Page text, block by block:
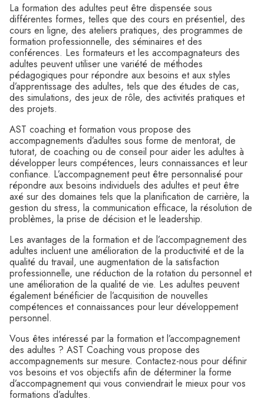
La formation des adultes peut être dispensée sous
différentes formes, telles que des cours en présentiel, des
cours en ligne, des ateliers pratiques, des programmes de
formation professionnelle, des séminaires et des
conférences. Les formateurs et les accompagnateurs des
adultes peuvent utiliser une variété de méthodes
pédagogiques pour répondre aux besoins et aux styles
d’apprentissage des adultes, tels que des études de cas,
des simulations, des jeux de rôle, des activités pratiques et
des projets.
AST coaching et formation vous propose des
accompagnements d’adultes sous forme de mentorat, de
tutorat, de coaching ou de conseil pour aider les adultes à
développer leurs compétences, leurs connaissances et leur
confiance. L’accompagnement peut être personnalisé pour
répondre aux besoins individuels des adultes et peut être
axé sur des domaines tels que la planification de carrière, la
gestion du stress, la communication efficace, la résolution de
problèmes, la prise de décision et le leadership.
Les avantages de la formation et de l’accompagnement des
adultes incluent une amélioration de la productivité et de la
qualité du travail, une augmentation de la satisfaction
professionnelle, une réduction de la rotation du personnel et
une amélioration de la qualité de vie. Les adultes peuvent
également bénéficier de l’acquisition de nouvelles
compétences et connaissances pour leur développement
personnel.
Vous êtes intéressé par la formation et l’accompagnement
des adultes ? AST Coaching vous propose des
accompagnements sur mesure. Contactez-nous pour définir
vos besoins et vos objectifs afin de déterminer la forme
d’accompagnement qui vous conviendrait le mieux pour vos
formations d’adultes.